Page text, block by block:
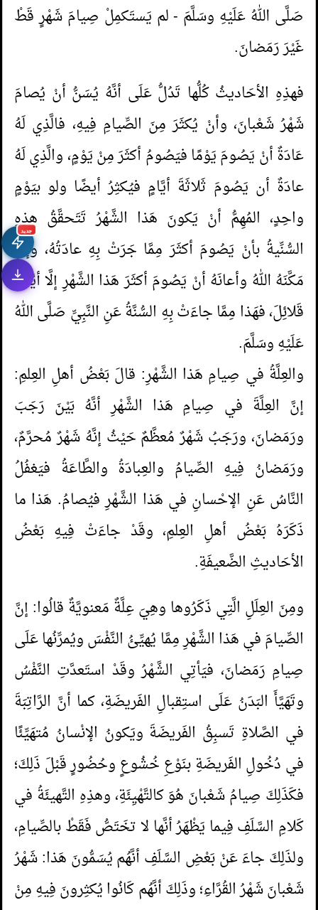
جديد
صَلَّى اللهُ عَلَيْهِ وسَلَّمَ - لم يَستَكمِلْ صِيامَ شَهْرٍ قَطْ
غَيْرَ رَمَضانَ.
فهذِهِ الأحَاديثُ كُلُّها تَدُلُّ عَلَى أنَّهُ يُسَنُّ أنْ يُصامَ
شَهْرُ شَعْبانَ، وأنْ يُكثَرَ مِنَ الصِّيامِ فِيهِ، فالَّذِي لَهُ
عَادَةٌ أنْ يَصُومَ يَوْمًا فيَصُومُ أكثَرَ مِنْ يَوْمٍ، والَّذِي لَهُ
عادَةٌ أن يَصُومَ ثَلاثَةَ أيَّامٍ فيُكثِرُ أيضًا ولو بيَوْمٍ
واحِدٍ، المُهِمُّ أنْ يَكونَ هَذا الشَّهْرُ تَتَحقَّقُ هذِهِ
السُّنِّيةُ بأنْ يَصُومَ أكثَرَ مِمَّا جَرَتْ بِهِ عادَتُهُ، وإذا
مَكَّنَهُ اللهُ وأعانَهُ أنْ يَصُومَ أكثَرَ هَذا الشَّهْرِ إلَّا أيَّامًا
قَلائِلَ، فهَذا مِمَّا جاءَتْ بِهِ السُّنَّةُ عَنِ النَّبِيِّ صَلَّى اللهُ
عَلَيْهِ وسَلَّمَ.
والعِلَّةُ في صِيامِ هَذا الشَّهْرِ: قالَ بَعْضُ أهلِ العِلمِ:
إنَّ العِلَّةَ في صِيامِ هَذا الشَّهْرِ أنَّهُ بَيْنَ رَجَبَ
ورَمَضانَ، ورَجَبُ شَهْرٌ مُعظَّمٌ حَيْثُ إنَّهُ شَهْرٌ مُحرَّمٌ،
ورَمَضانُ فِيهِ الصِّيامُ والعِبادَةُ والطَّاعَةُ فيَغفُلُ
النَّاسُ عَنِ الإحْسانِ في هَذا الشَّهْرِ فيُصامُ. هَذا ما
ذَكَرَهُ بَعْضُ أهلِ العِلمِ، وقَدْ جاءَتْ فِيهِ بَعْضُ
الأحَاديثِ الضَّعيفَةِ.
ومِنَ العِلَلِ الَّتِي ذَكَرُوها وهِيَ عِلَّةٌ مَعنويَّةٌ قالُوا: إنَّ
الصِّيامَ في هَذا الشَّهْرِ مِمَّا يُهيِّئُ النَّفْسَ ويُمرِّنُها عَلَى
صِيامِ رَمَضانَ، فيَأتِي الشَّهْرُ وقَدْ استَعدَّتِ النَّفْسُ
وتَهَيَّأَ البَدَنُ عَلَى استِقبالِ الفَريضَةِ، كما أنَّ الرَّاتِبَةَ
في الصَّلاةِ تَسبِقُ الفَريضَةَ ويَكونُ الإنْسانُ مُتهَيِّئًا
في دُخُولِ الفَريضَةِ بنَوْعِ خُشُوعٍ وحُضُورٍ قَبْلَ ذَلِكَ؛
فكَذَلِكَ صِيامُ شَعْبانَ هُوَ كالتَّهْيِئَةِ، وهذِهِ التَّهيئَةُ في
كَلامِ السَّلَفِ فِيما يَظْهَرُ أنَّها لا تخَتَصُّ فَقَطْ بالصِّيامِ،
ولذَلِكَ جاءَ عَنْ بَعْضِ السَّلَفِ أنَّهُم يُسَمُّونَ هَذا: شَهْرُ
شَعْبانَ شَهْرُ القُرَّاءِ؛ وذَلِكَ أنَّهُم كَانُوا يُكثِرونَ فِيهِ مِنْ